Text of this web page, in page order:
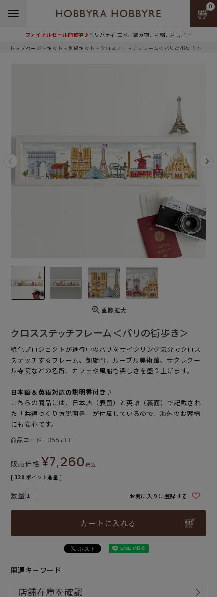
ファイナルセール開催中♪＼リバティ 生地、編み物、刺繍、刺し子／
0
トップページ キット 刺繍キット クロスステッチフレーム＜パリの街歩き＞
画像拡大
クロスステッチフレーム＜パリの街歩き＞
緑化プロジェクトが進行中のパリをサイクリング気分でクロス
ステッチするフレーム。凱旋門、ルーブル美術館、サクレクー
ル寺院などの名所、カフェや風船も楽しさを盛り上げます。
日本語＆英語対応の説明書付き♪
こちらの商品には、日本語（表面）と英語（裏面）で記載され
た「共通つくり方説明書」が付属しているので、海外のお客様
にも安心です。
商品コード 355733
販売価格 ¥7,260税込
[ 330 ポイント進呈 ]
お気に入りに登録する
カートに入れる
関連キーワード